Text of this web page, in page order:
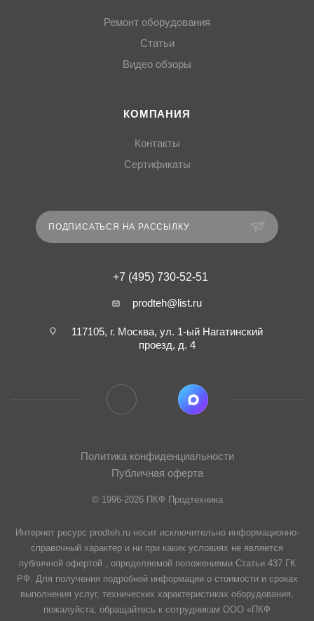
Ремонт оборудования
Статьи
Видео обзоры
КОМПАНИЯ
Контакты
Сертификаты
ПОДПИСАТЬСЯ НА РАССЫЛКУ
+7 (495) 730-52-51
prodteh@list.ru
117105, г. Москва, ул. 1-ый Нагатинский
проезд, д. 4
Политика конфиденциальности
Публичная оферта
© 1996-2026 ПКФ Продтехника
Интернет ресурс prodteh.ru носит исключительно информационно-
справочный характер и ни при каких условиях не является
публичной офертой , определяемой положениями Статьи 437 ГК
РФ. Для получения подробной информации о стоимости и сроках
выполнения услуг, технических характеристиках оборудования,
пожалуйста, обращайтесь к сотрудникам ООО «ПКФ